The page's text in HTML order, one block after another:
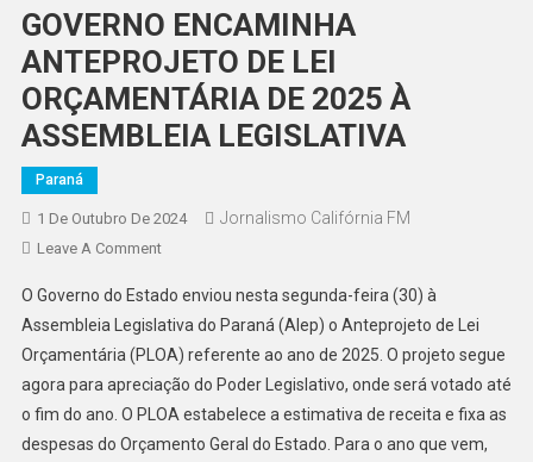
GOVERNO ENCAMINHA
ANTEPROJETO DE LEI
ORÇAMENTÁRIA DE 2025 À
ASSEMBLEIA LEGISLATIVA
Paraná
1 De Outubro De 2024 Jornalismo Califórnia FM
Leave A CommentOn
ENCAMINHA
ANTEPROJETO
DE
LEI
ORÇAMENTÁRIA
DE
O Governo do Estado enviou nesta segunda-feira (30) à
Assembleia Legislativa do Paraná (Alep) o Anteprojeto de Lei
Orçamentária (PLOA) referente ao ano de 2025. O projeto segue
agora para apreciação do Poder Legislativo, onde será votado até
o fim do ano. O PLOA estabelece a estimativa de receita e fixa as
despesas do Orçamento Geral do Estado. Para o ano que vem,